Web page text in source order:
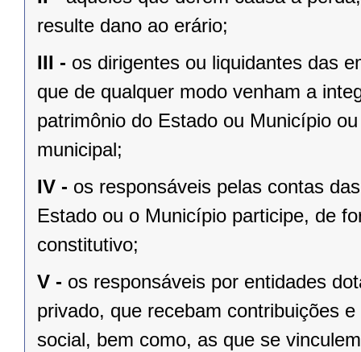
resulte dano ao erário;
III - os dirigentes ou liquidantes das
que de qualquer modo venham a
patrimônio do Estado ou Município
municipal;
IV - os responsáveis pelas contas
Estado ou o Município participe, de
constitutivo;
V - os responsáveis por entidades
privado, que recebam contribuições
social, bem como, as que se